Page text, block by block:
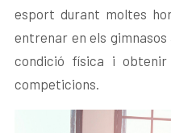
esport durant moltes
entrenar en els
condició física i
competicions.